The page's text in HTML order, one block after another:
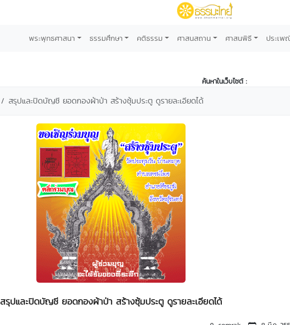
พระพุทธศาสนา ธรรมศึกษา คติธรรม ศาสนสถาน ศาสนพิธี ประเพ
ค้นหาในเว็บไซต์ :
สรุปและปิดบัญชี ยอดกองผ้าป่า สร้างซุ้มประตู ดูรายละเอียดได้
สรุปและปิดบัญชี ยอดกองผ้าป่า สร้างซุ้มประตู ดูรายละเอียดได้